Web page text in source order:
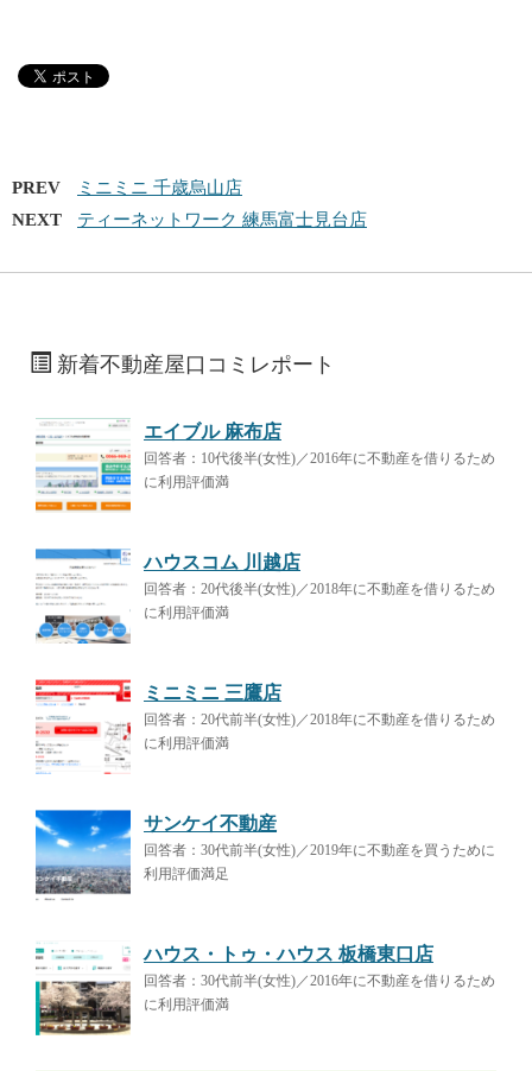
PREV
ミニミニ 千歳烏山店
NEXT
ティーネットワーク 練馬富士見台店
新着不動産屋口コミレポート
エイブル 麻布店
回答者：10代後半(女性)／2016年に不動産を借りるため
に利用評価満
ハウスコム 川越店
回答者：20代後半(女性)／2018年に不動産を借りるため
に利用評価満
ミニミニ 三鷹店
回答者：20代前半(女性)／2018年に不動産を借りるため
に利用評価満
サンケイ不動産
回答者：30代前半(女性)／2019年に不動産を買うために
利用評価満足
ハウス・トゥ・ハウス 板橋東口店
回答者：30代前半(女性)／2016年に不動産を借りるため
に利用評価満